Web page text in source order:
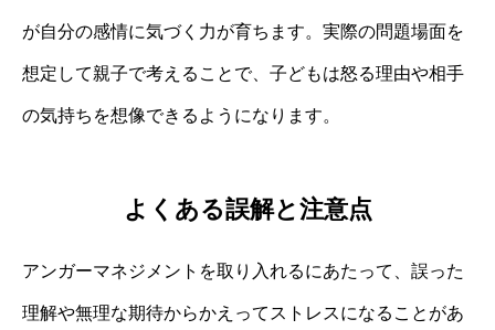
が自分の感情に気づく力が育ちます。実際の問題場面を
想定して親子で考えることで、子どもは怒る理由や相手
の気持ちを想像できるようになります。
よくある誤解と注意点
アンガーマネジメントを取り入れるにあたって、誤った
理解や無理な期待からかえってストレスになることがあ